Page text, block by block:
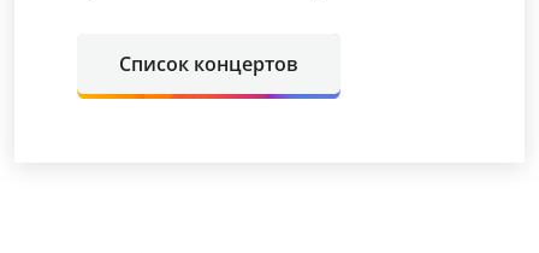
Список концертов